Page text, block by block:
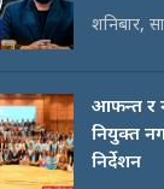
शनिबार,
आफन्त र
नियुक्त
निर्देशन